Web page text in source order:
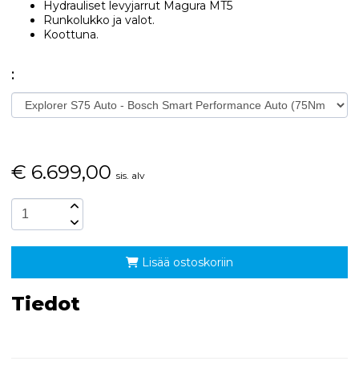
Hydrauliset levyjarrut Magura MT5
Runkolukko ja valot.
Koottuna.
:
€ 6.699,00 sis. alv
Lisää ostoskoriin
Tiedot